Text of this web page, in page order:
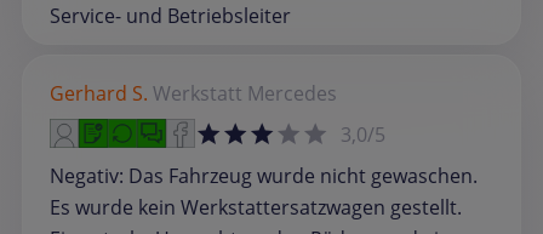
Service- und Betriebsleiter
Gerhard S. Werkstatt Mercedes
3,0/5
Negativ: Das Fahrzeug wurde nicht gewaschen.
Es wurde kein Werkstattersatzwagen gestellt.